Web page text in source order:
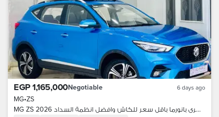
EGP 1,165,000Negotiable 6 days ago
MG•ZS
MG ZS 2026 اعلي فئة لاكشرى بانورما باقل سعر للكاش وافضل انظمة السداد